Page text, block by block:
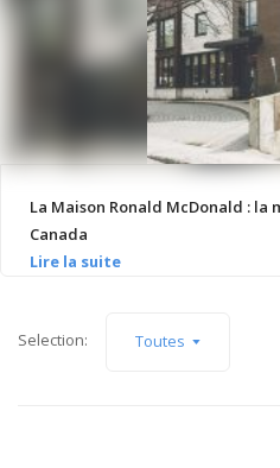
La Maison Ronald McDonald : la
Canada
Selection: Toutes